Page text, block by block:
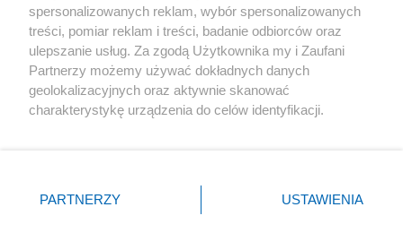
X Facebook Instagram Youtube
spersonalizowanych reklam, wybór spersonalizowanych
treści, pomiar reklam i treści, badanie odbiorców oraz
ulepszanie usług. Za zgodą Użytkownika my i Zaufani
Partnerzy możemy używać dokładnych danych
geolokalizacyjnych oraz aktywnie skanować
charakterystykę urządzenia do celów identyfikacji.
zmienić/wycofać klikając przycisk ustawień prywatności
znajdujący się w lewym dolnym rogu strony
PARTNERZY USTAWIENIA